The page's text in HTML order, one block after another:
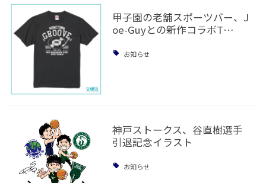
甲子園の老舗スポーツバー、J
oe-Guyとの新作コラボT…
お知らせ
神戸ストークス、谷直樹選手
引退記念イラスト
お知らせ